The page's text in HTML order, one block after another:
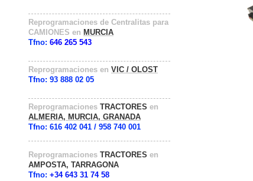
Reprogramaciones de Centralitas para
CAMIONES en MURCIA
Tfno: 646 265 543
Reprogramaciones en VIC / OLOST
Tfno: 93 888 02 05
Reprogramaciones TRACTORES en
ALMERIA, MURCIA, GRANADA
Tfno: 616 402 041 / 958 740 001
Reprogramaciones TRACTORES en
AMPOSTA, TARRAGONA
Tfno: +34 643 31 74 58